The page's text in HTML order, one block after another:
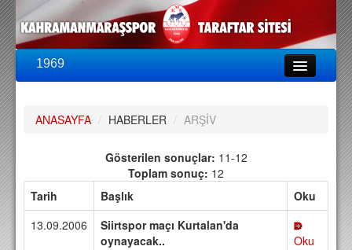
1969
PUAN DURUMU
FİKSTÜR
KADRO
A TAKIM KADROSU
TEKNİK KADRO
ANASAYFA / HABERLER / ARŞİV
Gösterilen sonuçlar: 11-12
Toplam sonuç: 12
Tarih
Başlık Oku
13.09.2006
Siirtspor maçı Kurtalan'da
oynayacak..
Oku